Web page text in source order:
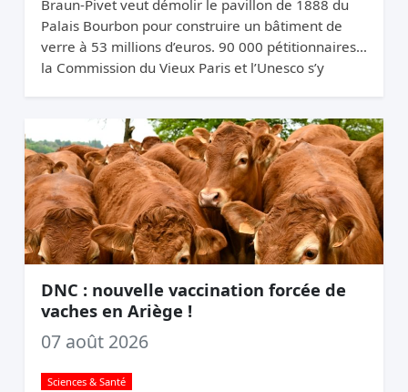
Braun-Pivet veut démolir le pavillon de 1888 du
Palais Bourbon pour construire un bâtiment de
verre à 53 millions d’euros. 90 000 pétitionnaires,
la Commission du Vieux Paris et l’Unesco s’y
DNC : nouvelle vaccination forcée de
vaches en Ariège !
07 août 2026
Sciences & Santé